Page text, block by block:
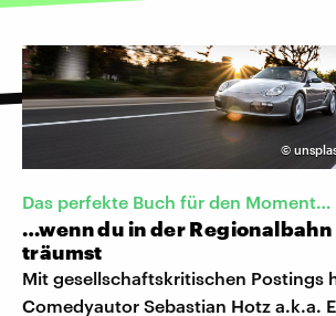
©
Das perfekte Buch für den Moment…
…wenn du in der Regionalbahn
träumst
Mit gesellschaftskritischen Postings
Comedyautor Sebastian Hotz a.k.a.